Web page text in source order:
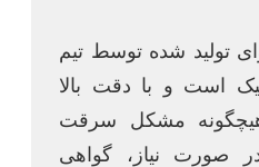
تولید شده توسط تیم
است و با دقت بالا
مشکل سرقت
صورت نیاز، گواهی